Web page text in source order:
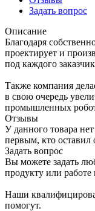
Задать вопрос
Описание
Благодаря
проектирует и
под каждого
Также компания
в свою очередь
промышленных
Отзывы
У данного товара
первым, кто оставил
Задать вопрос
Вы можете задать
продукту или работе
Наши
помогут.